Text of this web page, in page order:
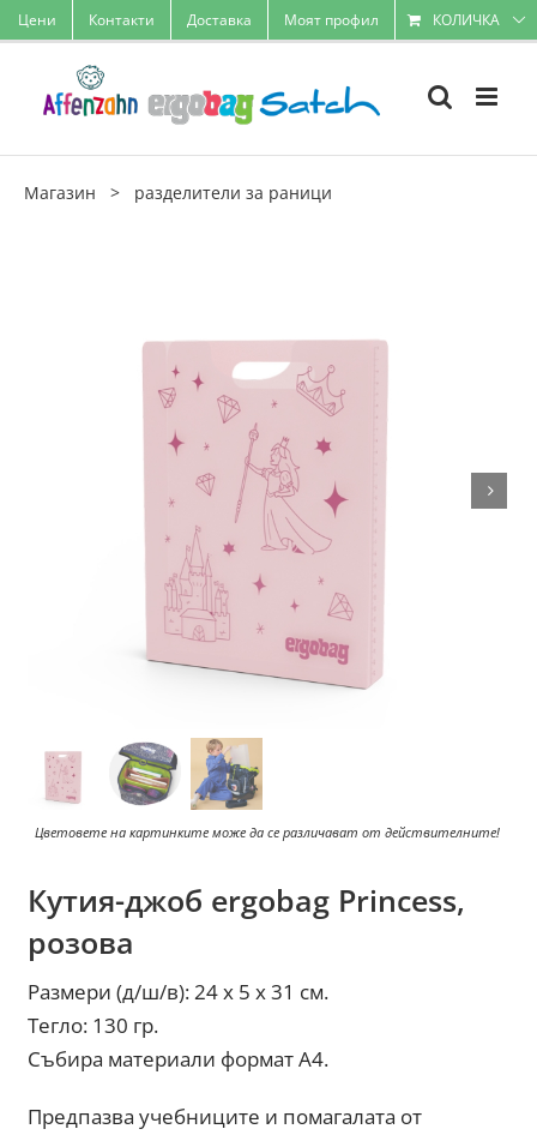
Skip
to
Цени Контакти Доставка Моят профил КОЛИЧКА
Магазин > разделители за раници
Цветовете на картинките може да се различават от действителните!
Кутия-джоб ergobag Princess,
розова
Размери (д/ш/в): 24 х 5 х 31 см.
Тегло: 130 гр.
Събира материали формат А4.
Предпазва учебниците и помагалата от